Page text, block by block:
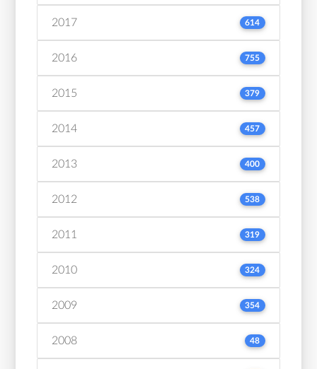
2017 614
2016 755
2015 379
2014 457
2013 400
2012 538
2011 319
2010 324
2009 354
2008 48